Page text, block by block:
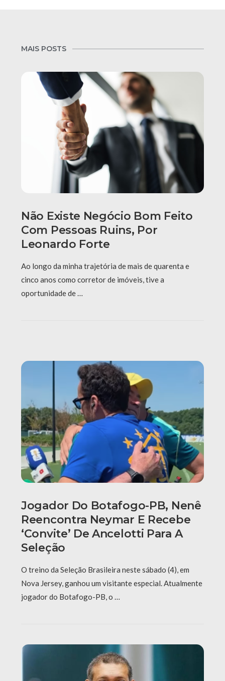
MAIS POSTS
Não Existe Negócio Bom Feito
Com Pessoas Ruins, Por
Leonardo Forte
Ao longo da minha trajetória de mais de quarenta e
cinco anos como corretor de imóveis, tive a
oportunidade de …
Jogador Do Botafogo-PB, Nenê
Reencontra Neymar E Recebe
‘convite’ De Ancelotti Para A
Seleção
O treino da Seleção Brasileira neste sábado (4), em
Nova Jersey, ganhou um visitante especial. Atualmente
jogador do Botafogo-PB, o …